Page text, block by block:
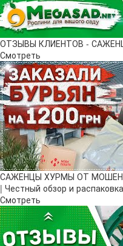
ОТЗЫВЫ КЛИЕНТОВ -
Смотреть
САЖЕНЦЫ ХУРМЫ ОТ
| Честный обзор и
Смотреть